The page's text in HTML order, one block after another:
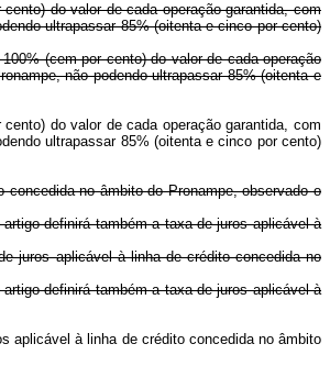
do valor de cada operação garantida, com
ultrapassar 85% (oitenta e cinco por cento)
(cem por cento) do valor de cada operação
não podendo ultrapassar 85% (oitenta e
do valor de cada operação garantida, com
ultrapassar 85% (oitenta e cinco por cento)
no âmbito do Pronampe, observado o
definirá também a taxa de juros aplicável à
juros aplicável à linha de crédito concedida no
definirá também a taxa de juros aplicável à
aplicável à linha de crédito concedida no âmbito